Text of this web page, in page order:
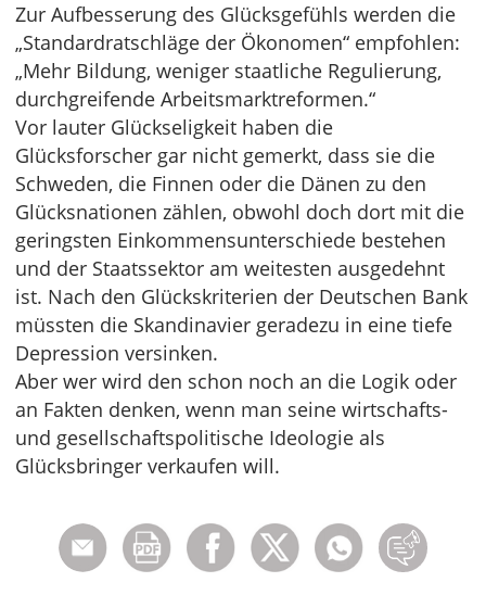
Zur Aufbesserung des Glücksgefühls werden die
„Standardratschläge der Ökonomen“ empfohlen:
„Mehr Bildung, weniger staatliche Regulierung,
durchgreifende Arbeitsmarktreformen.“
Vor lauter Glückseligkeit haben die
Glücksforscher gar nicht gemerkt, dass sie die
Schweden, die Finnen oder die Dänen zu den
Glücksnationen zählen, obwohl doch dort mit die
geringsten Einkommensunterschiede bestehen
und der Staatssektor am weitesten ausgedehnt
ist. Nach den Glückskriterien der Deutschen Bank
müssten die Skandinavier geradezu in eine tiefe
Depression versinken.
Aber wer wird den schon noch an die Logik oder
an Fakten denken, wenn man seine wirtschafts-
und gesellschaftspolitische Ideologie als
Glücksbringer verkaufen will.